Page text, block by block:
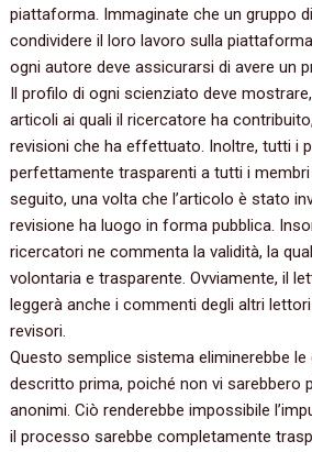
piattaforma.‭ ‬Immaginate che un gruppo
condividere il loro lavoro sulla
‬ogni autore deve assicurarsi di avere un
‬Il profilo di ogni scienziato deve
articoli ai quali il ricercatore ha
revisioni che ha effettuato.‭ ‬Inoltre,‭ ‬tutti i
perfettamente trasparenti a tutti i
seguito,‭ ‬una volta che l’articolo è stato
revisione ha luogo in forma pubblica.‭
ricercatori ne commenta la validità,‭ ‬la
volontaria e trasparente.‭ ‬Ovviamente,‭ ‬il
leggerà anche i commenti degli altri
revisori.
Questo semplice sistema eliminerebbe
descritto prima,‭ ‬poiché non vi sarebbero
anonimi.‭ ‬Ciò renderebbe impossibile
il processo sarebbe completamente